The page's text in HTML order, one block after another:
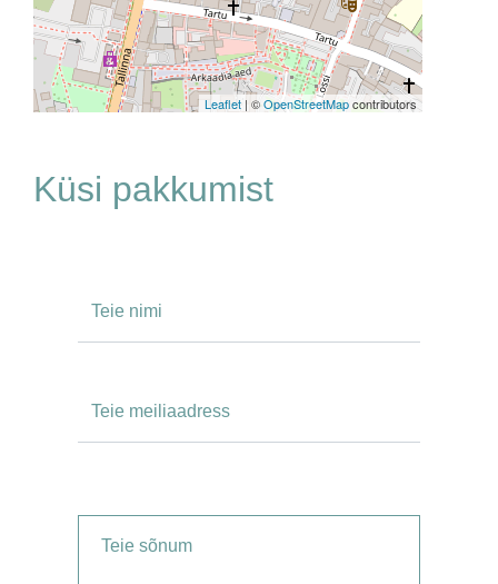
Leaflet | ©OpenStreetMapcontributors
Küsi pakkumist